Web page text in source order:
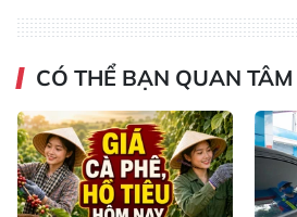
CÓ THỂ BẠN QUAN TÂM